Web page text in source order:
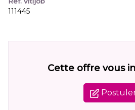
111445
Cette offre vous